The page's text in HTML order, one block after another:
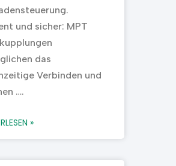
und sicher: MPT
das
Verbinden und
….
»